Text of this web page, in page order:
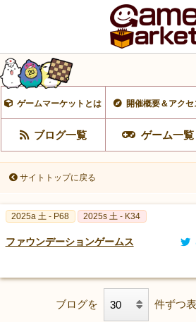
ゲームマーケットとは 開催概要＆アクセ
ブログ一覧 ゲーム一覧
サイトトップに戻る
2025a 土 - P68 2025s 土 - K34
ファウンデーションゲームス
ブログを 件ずつ